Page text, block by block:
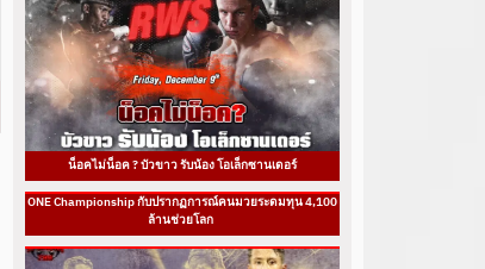
น็อคไม่น็อค ? บัวขาว รับน้อง โอเล็กซานเดอร์
ONE Championship กับปรากฏการณ์คนมวยระดมทุน 4,100
ล้านช่วยโลก